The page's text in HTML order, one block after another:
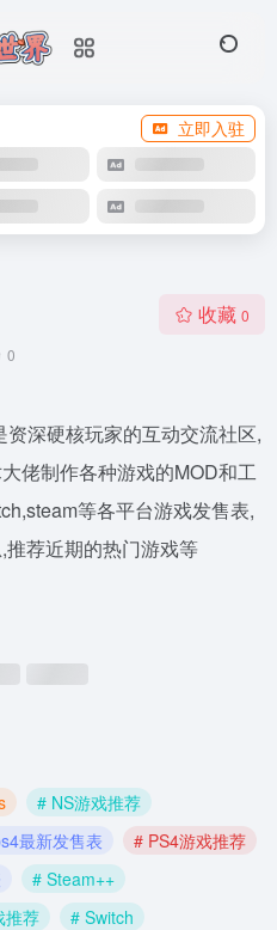
立即入驻
0
收藏 0
深硬核玩家的互动交流社区,
佬制作各种游戏的MOD和工
等各平台游戏发售表,
荐近期的热门游戏等
# NS游戏推荐
最新发售表
# PS4游戏推荐
# Steam++
推荐
# Switch